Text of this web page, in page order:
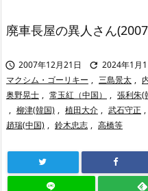
廃車長屋の異人さん
 2007年12月21日  2024年1月1
マクシム・ゴーリキー , 三島景太 ,
奥野晃士 , 常玉紅（中国） , 張利朱(
, 柳津(韓国) , 植田大介 , 武石守正 ,
趙瑞(中国) , 鈴木忠志 , 高橋等